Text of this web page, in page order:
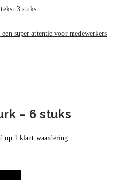
– 6 stuks
op 1 klant waardering